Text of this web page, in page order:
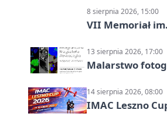
8 sierpnia 2026, 15:00
VII Memoriał
13 sierpnia 2026, 17:00
Malarstwo
14 sierpnia 2026, 08:00
IMAC Leszno